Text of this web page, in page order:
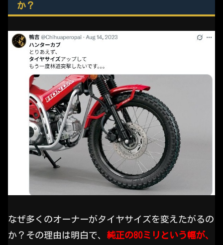
か？
なぜ多くのオーナーがタイヤサイズを変えたがるの
か？その理由は明白で、 純正の80ミリという幅が、